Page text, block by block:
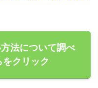
法について調べ
クリック